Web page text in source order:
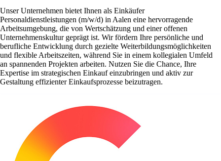
Unser Unternehmen bietet Ihnen als Einkäufer
Personaldienstleistungen (m/w/d) in Aalen eine hervorragende
Arbeitsumgebung, die von Wertschätzung und einer offenen
Unternehmenskultur geprägt ist. Wir fördern Ihre persönliche und
berufliche Entwicklung durch gezielte Weiterbildungsmöglichkeiten
und flexible Arbeitszeiten, während Sie in einem kollegialen Umfeld
an spannenden Projekten arbeiten. Nutzen Sie die Chance, Ihre
Expertise im strategischen Einkauf einzubringen und aktiv zur
Gestaltung effizienter Einkaufsprozesse beizutragen.